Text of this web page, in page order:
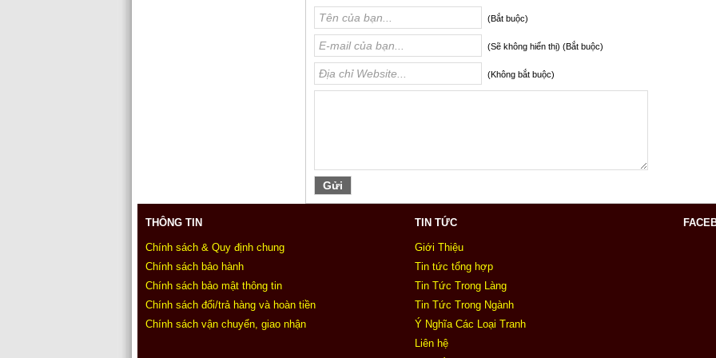
(Bắt buộc)
(Sẽ không hiển thị) (Bắt buộc)
(Không bắt buộc)
THÔNG TIN
Chính sách & Quy định chung
Chính sách bảo hành
Chính sách bảo mật thông tin
Chính sách đổi/trả hàng và hoàn tiền
Chính sách vận chuyển, giao nhận
TIN TỨC
Giới Thiệu
Tin tức tổng hợp
Tin Tức Trong Làng
Tin Tức Trong Ngành
Ý Nghĩa Các Loại Tranh
Liên hệ